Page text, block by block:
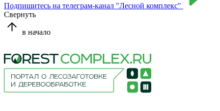
Подпишитесь на телеграм-канал "Лесной комплекс"
Свернуть
в начало